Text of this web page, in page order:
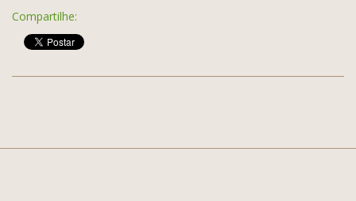
Compartilhe: